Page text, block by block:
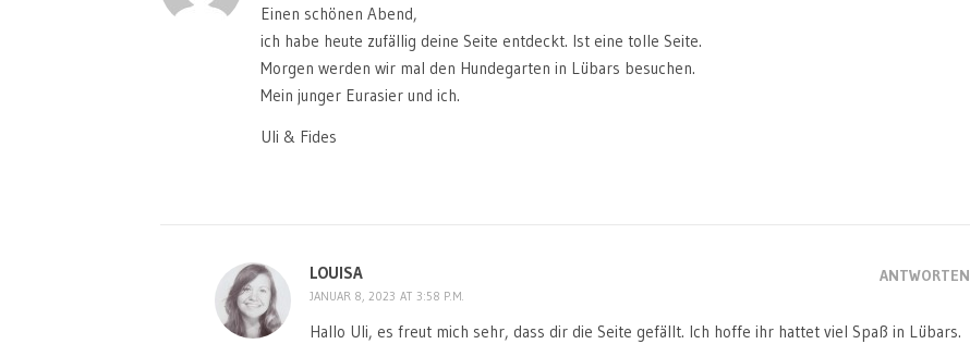
Einen schönen Abend,
ich habe heute zufällig deine Seite entdeckt. Ist eine tolle Seite.
Morgen werden wir mal den Hundegarten in Lübars besuchen.
Mein junger Eurasier und ich.
Uli & Fides
LOUISA
JANUAR 8, 2023 AT 3:58 P.M.
ANTWORTEN
Hallo Uli, es freut mich sehr, dass dir die Seite gefällt. Ich hoffe ihr hattet viel Spaß in Lübars.